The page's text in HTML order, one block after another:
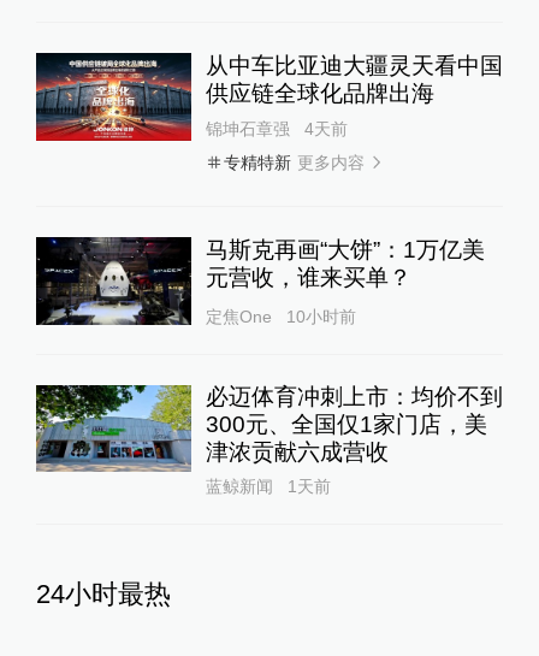
从中车比亚迪大疆灵天看中国
供应链全球化品牌出海
锦坤石章强
4天前
专精特新 更多内容
马斯克再画“大饼”：1万亿美
元营收，谁来买单？
定焦One 10小时前
必迈体育冲刺上市：均价不到
300元、全国仅1家门店，美
津浓贡献六成营收
蓝鲸新闻 1天前
24小时最热